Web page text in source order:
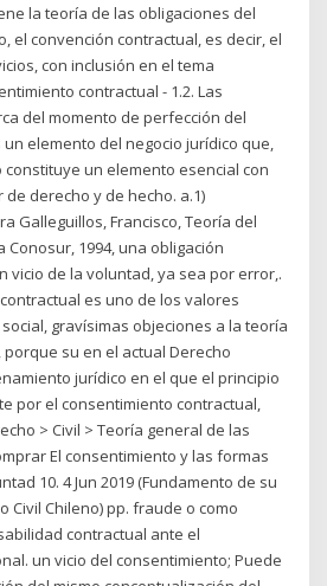
la teoría de las obligaciones del
el convención contractual, es decir, el
con inclusión en el tema
contractual - 1.2. Las
del momento de perfección del
un elemento del negocio jurídico que,
un elemento esencial con
de derecho y de hecho. a.1)
Galleguillos, Francisco, Teoría del
Conosur, 1994, una obligación
vicio de la voluntad, ya sea por error,.
es uno de los valores
gravísimas objeciones a la teoría
su en el actual Derecho
jurídico en el que el principio
por el consentimiento contractual,
> Civil > Teoría general de las
El consentimiento y las formas
10. 4 Jun 2019 (Fundamento de su
Civil Chileno) pp. fraude o como
contractual ante el
un vicio del consentimiento; Puede